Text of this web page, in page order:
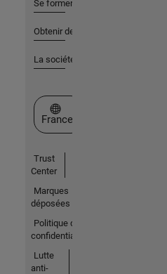
Se former
Obtenir de l'aide
La société
Sélectionner un site web
France
Trust
Center
Marques
déposées
Politique de
confidentialité
Lutte
anti-